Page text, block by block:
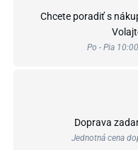
Chcete poradiť s
Po - Pia
Doprava
Jednotná cena